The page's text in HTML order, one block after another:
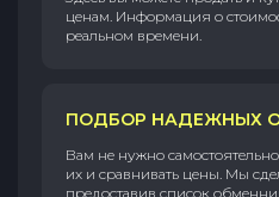
ценам. Информация о
реальном времени.
ПОДБОР НАДЕЖНЫХ
Вам не нужно
их и сравнивать цены. Мы
предоставив список